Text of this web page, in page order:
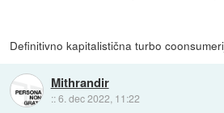
Definitivno kapitalistična turbo
Mithrandir
::6. dec 2022, 11:22